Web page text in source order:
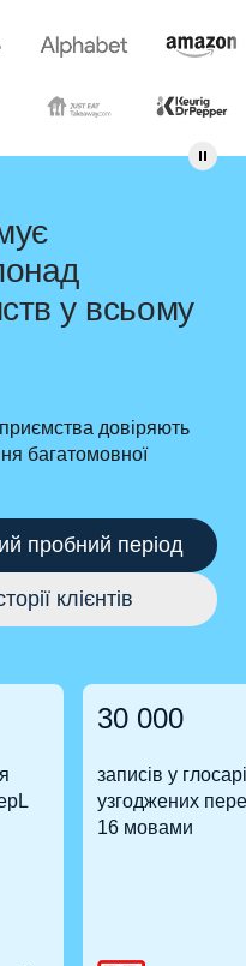
у всьому
довіряють
багатомовної
пробний період
клієнтів
30 000
записів у
узгоджених
16 мовами